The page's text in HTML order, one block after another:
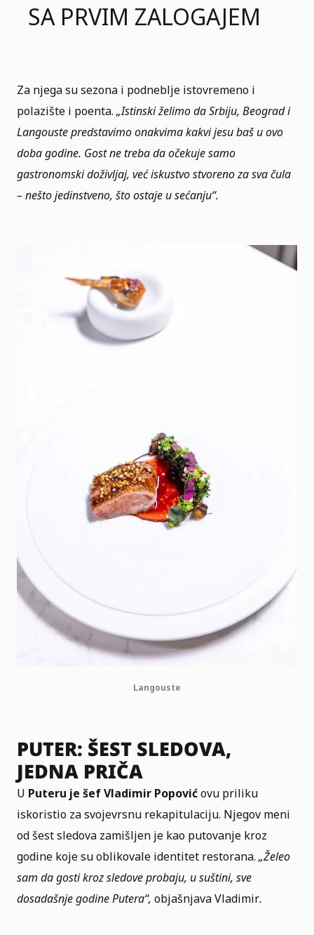
SA PRVIM ZALOGAJEM
Za njega su sezona i podneblje istovremeno i
polazište i poenta. „Istinski želimo da Srbiju, Beograd i
Langouste predstavimo onakvima kakvi jesu baš u ovo
doba godine. Gost ne treba da očekuje samo
gastronomski doživljaj, već iskustvo stvoreno za sva čula
– nešto jedinstveno, što ostaje u sećanju“.
Langouste
PUTER: ŠEST SLEDOVA,
JEDNA PRIČA
U Puteru je šef Vladimir Popovićovu priliku
iskoristio za svojevrsnu rekapitulaciju. Njegov meni
od šest sledova zamišljen je kao putovanje kroz
godine koje su oblikovale identitet restorana. „Želeo
sam da gosti kroz sledove probaju, u suštini, sve
dosadašnje godine Putera“, objašnjava Vladimir.